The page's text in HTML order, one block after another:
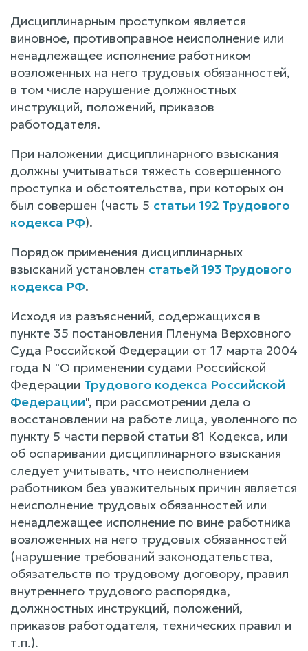
Дисциплинарным проступком является
виновное, противоправное неисполнение или
ненадлежащее исполнение работником
возложенных на него трудовых обязанностей,
в том числе нарушение должностных
инструкций, положений, приказов
работодателя.
При наложении дисциплинарного взыскания
должны учитываться тяжесть совершенного
проступка и обстоятельства, при которых он
был совершен (часть 5 статьи 192 Трудового
кодекса РФ).
Порядок применения дисциплинарных
взысканий установлен статьей 193 Трудового
кодекса РФ.
Исходя из разъяснений, содержащихся в
пункте 35 постановления Пленума Верховного
Суда Российской Федерации от 17 марта 2004
года N "О применении судами Российской
Федерации Трудового кодекса Российской
Федерации", при рассмотрении дела о
восстановлении на работе лица, уволенного по
пункту 5 части первой статьи 81 Кодекса, или
об оспаривании дисциплинарного взыскания
следует учитывать, что неисполнением
работником без уважительных причин является
неисполнение трудовых обязанностей или
ненадлежащее исполнение по вине работника
возложенных на него трудовых обязанностей
(нарушение требований законодательства,
обязательств по трудовому договору, правил
внутреннего трудового распорядка,
должностных инструкций, положений,
приказов работодателя, технических правил и
т.п.).